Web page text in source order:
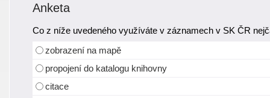
Anketa
Co z níže uvedeného využíváte v záznamech v SK ČR
zobrazení na mapě
propojení do katalogu knihovny
citace